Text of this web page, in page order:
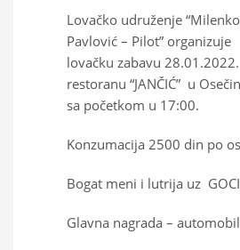
Lovačko udruženje “Milenko
Pavlović – Pilot” organizuje
lovačku zabavu
restoranu “JANČIĆ” u
sa početkom u 17:00.
Konzumacija 2500 din po
Bogat meni i lutrija uz
Glavna nagrada – automobil